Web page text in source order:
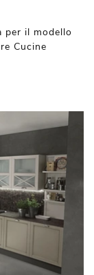
per il modello
Cucine